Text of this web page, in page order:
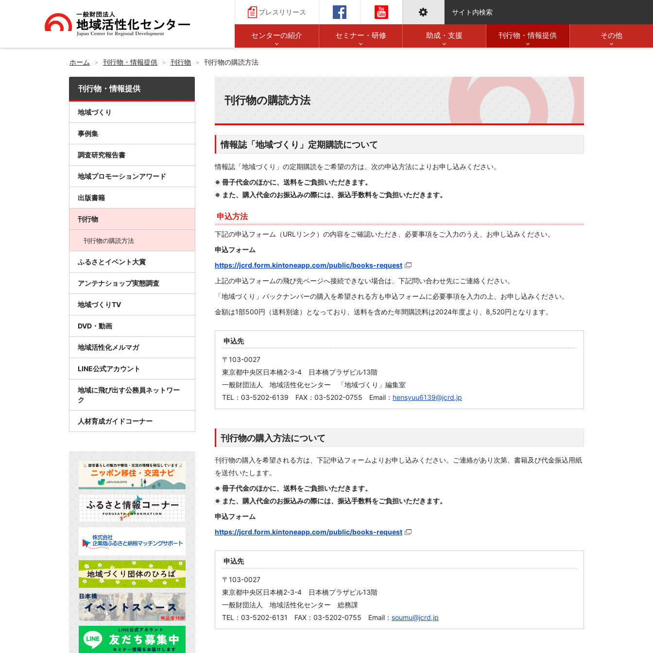
プレスリリース サイト内検索
センターの紹介 セミナー・研修 助成・支援 刊行物・情報提供 その他
ホーム 刊行物・情報提供 刊行物 刊行物の購読方法
刊行物の購読方法
情報誌「地域づくり」定期購読について
情報誌「地域づくり」の定期購読をご希望の方は、次の申込方法によりお申し込みください。
※ 冊子代金のほかに、送料をご負担いただきます。
※ また、購入代金のお振込みの際には、振込手数料をご負担いただきます。
申込方法
下記の申込フォーム（URL リンク）の内容をご確認いただき、必要事項をご入力のうえ、お申し込みください。
申込フォーム
https://jcrd.form.kintoneapp.com/public/books-request
上記の申込フォームの飛び先ページへ接続できない場合は、下記問い合わせ先にご連絡ください。
「地域づくり」バックナンバーの購入を希望される方も申込フォームに必要事項を入力の上、お申し込みください。
金額は1部500円（送料別途）となっており、送料を含めた年間購読料は2024年度より、 8,520円となります。
申込先
〒103-0027
東京都中央区日本橋2-3-4 日本橋プラザビル13階
一般財団法人 地域活性化センター 「地域づくり」編集室
TEL：03-5202-6139 FAX：03-5202-0755 Email： hensyuu6139@jcrd.jp
刊行物の購入方法について
刊行物の購入を希望される方は、下記申込フォームよりお申し込みください。ご連絡があり次第、書籍及び代金振込用紙
を送付いたします。
※ 冊子代金のほかに、送料をご負担いただきます。
※ また、購入代金のお振込みの際には、振込手数料をご負担いただきます。
申込フォーム
https://jcrd.form.kintoneapp.com/public/books-request
申込先
〒103-0027
東京都中央区日本橋2-3-4 日本橋プラザビル13階
一般財団法人 地域活性化センター 総務課
TEL：03-5202-6131 FAX：03-5202-0755 Email： soumu@jcrd.jp
刊行物・情報提供
地域づくり
事例集
調査研究報告書
地域プロモーションアワード
出版書籍
刊行物
刊行物の購読方法
ふるさとイベント大賞
アンテナショップ実態調査
地域づくりTV
DVD・動画
地域活性化メルマガ
LINE公式アカウント
地域に飛び出す公務員ネットワー
ク
人材育成ガイドコーナー